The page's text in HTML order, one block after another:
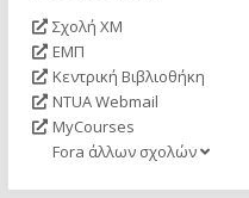
Σχολή ΧΜ
ΕΜΠ
Κεντρική Βιβλιοθήκη
NTUA Webmail
MyCourses
Fora άλλων σχολών